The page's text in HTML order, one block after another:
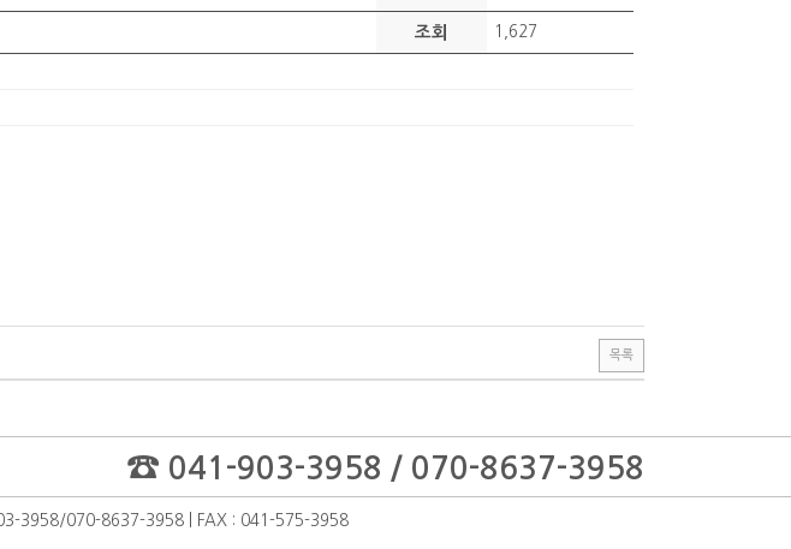
조회 1,627
목록
☎ 041-903-3958 / 070-8637-3958
3958/070-8637-3958 | FAX : 041-575-3958